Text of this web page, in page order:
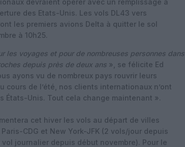
devraient opérer avec un remplissage à
des Etats-Unis. Les vols DL43 vers
les premiers avions Delta à quitter le sol
à 10h25.
les voyages et pour de nombreuses personnes dans
depuis près de deux ans », se félicite Ed
ayons vu de nombreux pays rouvrir leurs
de l’été, nos clients internationaux n’ont
États-Unis. Tout cela change maintenant ».
cet hiver les vols au départ de villes
CDG et New York-JFK (2 vols/jour depuis
journalier depuis début novembre). Pour le